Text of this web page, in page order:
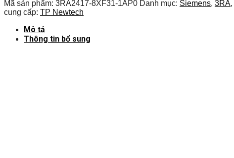
Mã sản phẩm: 3RA2417-8XF31-1AP0 Danh mục: Siemens, 3RA,
cung cấp: TP Newtech
Mô tả
Thông tin bổ sung